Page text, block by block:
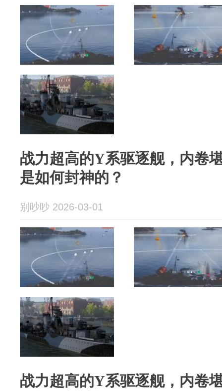
战力超高的Y系驱逐舰，内卷
是如何封神的？
别吵吵 2026-03-01
战力超高的Y系驱逐舰，内卷